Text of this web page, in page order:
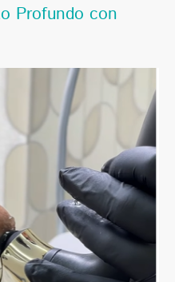
Profundo con